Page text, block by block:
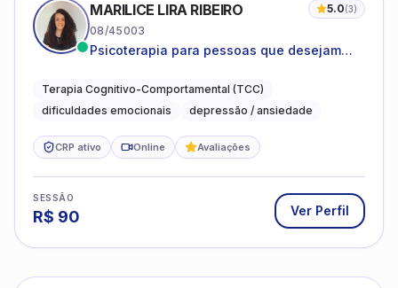
MARILICE LIRA RIBEIRO 5.0(3)
08/45003
Psicoterapia para pessoas que desejam
dificuldades do dia a dia
Terapia Cognitivo-Comportamental (TCC)
dificuldades emocionais
depressão / ansiedade
CRP ativo Online Avaliações
SESSÃO
R$ 90 Ver Perfil